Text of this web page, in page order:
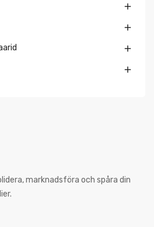




marknadsföra och spåra din